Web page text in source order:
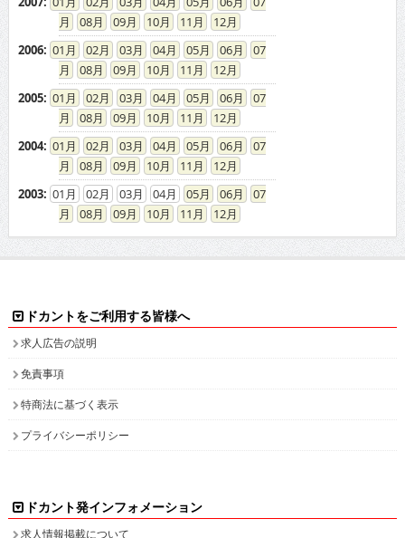
08
09 10 11
12
2006: 01 02 03 04 05 06
07
08
09 10 11
12
2005: 01 02 03 04 05 06
07
08
09 10 11
12
2004: 01 02 03 04 05 06
07
08
09 10 11
12
2003: 01 02 03 04 05 06
07
08
09 10 11 12
ドカントをご利用する皆様へ
求人広告の説明
免責事項
特商法に基づく表示
プライバシーポリシー
ドカント発インフォメーション
求人情報掲載について